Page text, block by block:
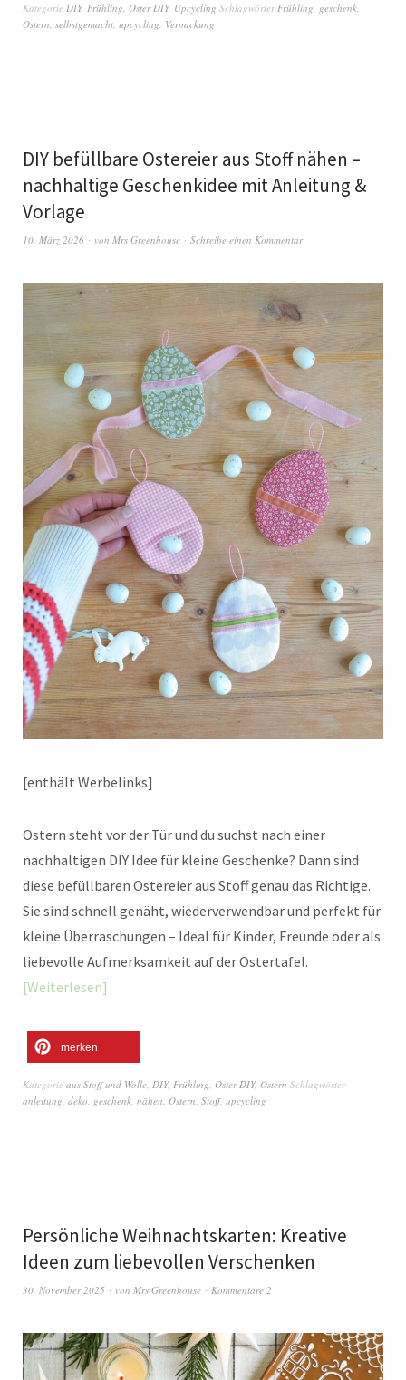
Kategorie DIY, Frühling, Oster DIY, Upcycling SchlagwörterFrühling, geschenk,
Ostern, selbstgemacht, upcycling, Verpackung
DIY befüllbare Ostereier aus Stoff nähen –
nachhaltige Geschenkidee mit Anleitung &
Vorlage
10. März 2026 von Mrs Greenhouse Schreibe einen Kommentar
[enthält Werbelinks]
Ostern steht vor der Tür und du suchst nach einer
nachhaltigen DIY Idee für kleine Geschenke? Dann sind
diese befüllbaren Ostereier aus Stoff genau das Richtige.
Sie sind schnell genäht, wiederverwendbar und perfekt für
kleine Überraschungen – Ideal für Kinder, Freunde oder als
liebevolle Aufmerksamkeit auf der Ostertafel.
Weiterlesen
merken
Kategorie aus Stoff und Wolle DIY, Frühling Oster DIY, Ostern Schlagwörter
anleitung deko geschenk nähen Ostern Stoff, upcycling
Persönliche Weihnachtskarten: Kreative
Ideen zum liebevollen Verschenken
30. November 2025 von Mrs Greenhouse Kommentare 2